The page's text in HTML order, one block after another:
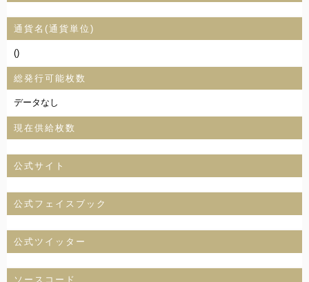
通貨名(通貨単位)
()
総発行可能枚数
データなし
現在供給枚数
公式サイト
公式フェイスブック
公式ツイッター
ソースコード